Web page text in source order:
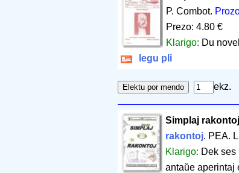
P. Combot.
Prezo: 4.80 €
Klarigo: Du
legu pli
ekz.
Simplaj rakontoj
rakontoj. PEA.
Klarigo: Dek
antaŭe aperintaj